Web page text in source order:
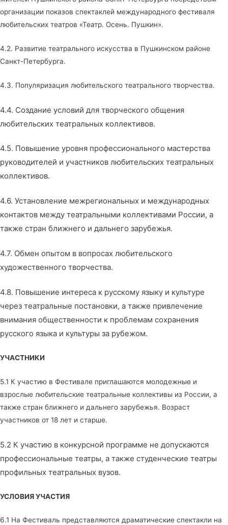
организации показов спектаклей международного фестиваля
любительских театров «Театр. Осень. Пушкин».
4.2. Развитие театрального искусства в Пушкинском районе
Санкт-Петербурга.
4.3. Популяризация любительского театрального творчества.
4.4. Создание условий для творческого общения
любительских театральных коллективов.
4.5. Повышение уровня профессионального мастерства
руководителей и участников любительских театральных
коллективов.
4.6. Установление межрегиональных и международных
контактов между театральными коллективами России, а
также стран ближнего и дальнего зарубежья.
4.7. Обмен опытом в вопросах любительского
художественного творчества.
4.8. Повышение интереса к русскому языку и культуре
через театральные постановки, а также привлечение
внимания общественности к проблемам сохранения
русского языка и культуры за рубежом.
УЧАСТНИКИ
5.1 К участию в Фестивале приглашаются молодежные и
взрослые любительские театральные коллективы из России, а
также стран ближнего и дальнего зарубежья. Возраст
участников от 18 лет и старше.
5.2 К участию в конкурсной программе не допускаются
профессиональные театры, а также студенческие театры
профильных театральных вузов.
УСЛОВИЯ УЧАСТИЯ
6.1 На Фестиваль представляются драматические спектакли на